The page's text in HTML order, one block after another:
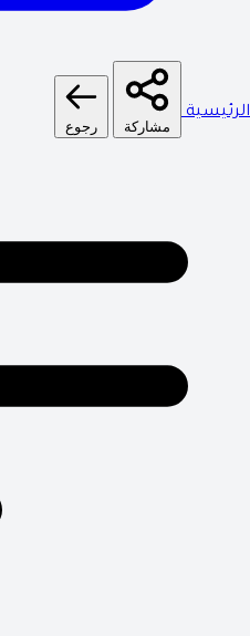
الرئيسية
مشاركة رجوع